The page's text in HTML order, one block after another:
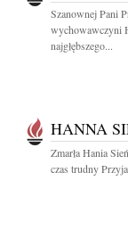
Szanownej Pani
wychowawczyni
najgłębszego...
HANNA
Zmarła Hania
czas trudny